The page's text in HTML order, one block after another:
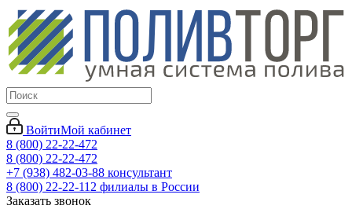
ВойтиМой кабинет
8 (800) 22-22-472
8 (800) 22-22-472
+7 (938) 482-03-88 консультант
8 (800) 22-22-112 филиалы в России
Заказать звонок